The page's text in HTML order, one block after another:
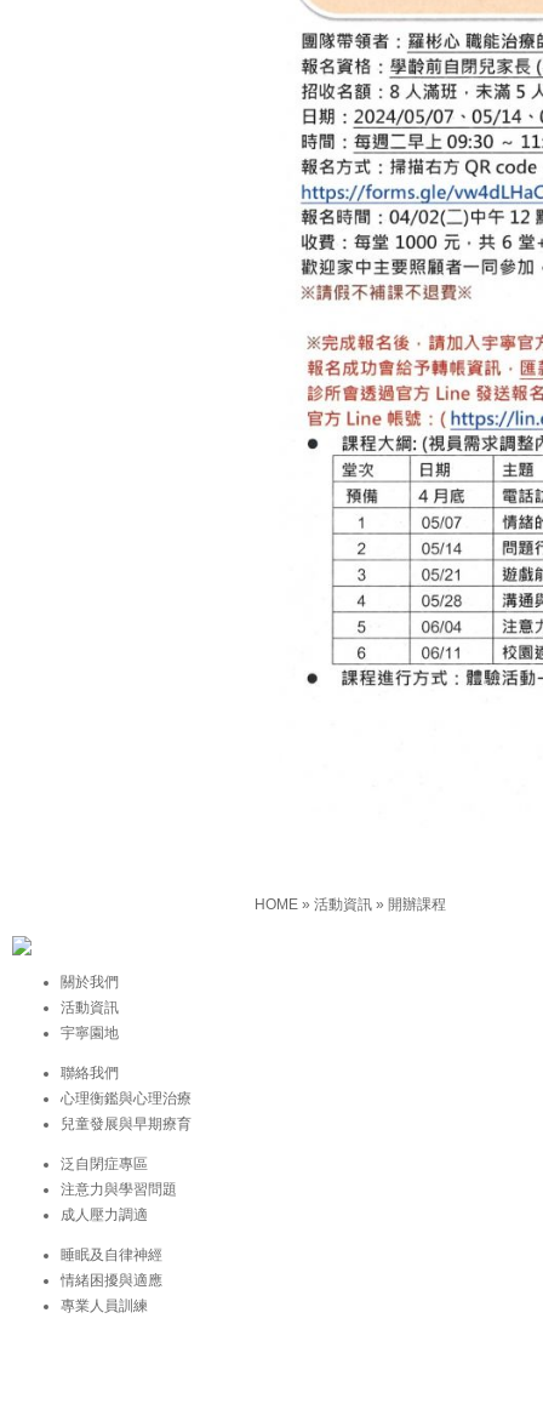
HOME » 活動資訊 » 開辦課程
關於我們
活動資訊
宇寧園地
聯絡我們
心理衡鑑與心理治療
兒童發展與早期療育
泛自閉症專區
注意力與學習問題
成人壓力調適
睡眠及自律神經
情緒困擾與適應
專業人員訓練